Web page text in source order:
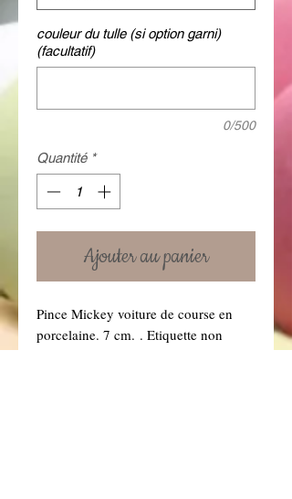
couleur du tulle (si option garni)
(facultatif)
0/500
Quantité *
Ajouter au panier
Pince Mickey voiture de course en
porcelaine. 7 cm. . Etiquette non